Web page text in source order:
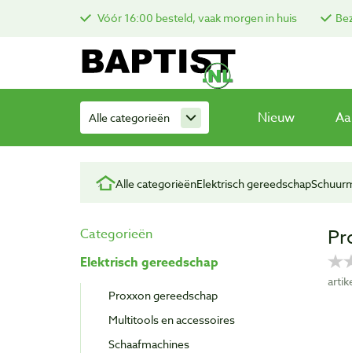
Vóór 16:00 besteld, vaak morgen in huis
Alle categorieën Nieuw
Alle categorieënElektrisch gereedschap
Categorieën
Elektrisch gereedschap
Proxxon gereedschap
Multitools en accessoires
Schaafmachines